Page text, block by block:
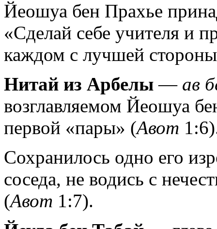
Йеошуа бен Прахье
«Сделай себе учителя и
каждом с лучшей
Нитай из Арбелы — ав
возглавляемом Йеошуа
первой «пары» (Авот
Сохранилось одно его
соседа, не водись с
(Авот 1:7).